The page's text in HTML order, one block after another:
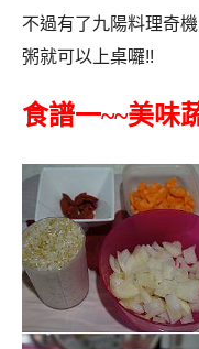
不過有了九陽料理奇
粥就可以上桌囉!!
食譜一~~美味